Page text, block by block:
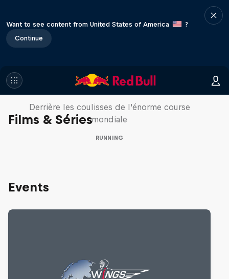
Want to see content from United States of America
?
Continue
Films & Séries
Wings for Life World Run: Inside
the Biggest Race
Derrière les coulisses de l'énorme course
mondiale
RUNNING
Events